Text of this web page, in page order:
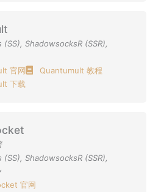
(SS), ShadowsocksR (SSR),
官网
Quantumult 教程
下载
(SS), ShadowsocksR (SSR),
官网